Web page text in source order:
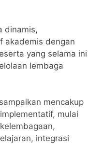
dinamis,
akademis dengan
yang selama ini
lembaga
mencakup
mulai
integrasi